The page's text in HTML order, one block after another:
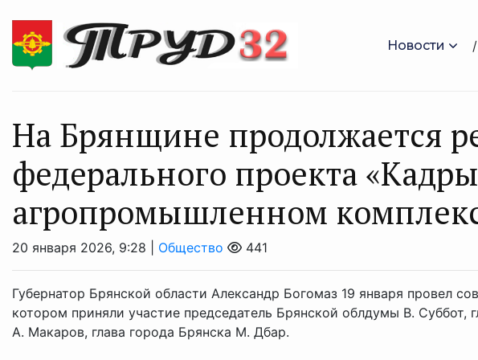
Новости
На Брянщине продолжается
федерального проекта
агропромышленном
20 января 2026, 9:28 | Общество 441
Губернатор Брянской области Александр Богомаз 19 января провел
котором приняли участие председатель Брянской облдумы В. Суббот,
А. Макаров, глава города Брянска М. Дбар.